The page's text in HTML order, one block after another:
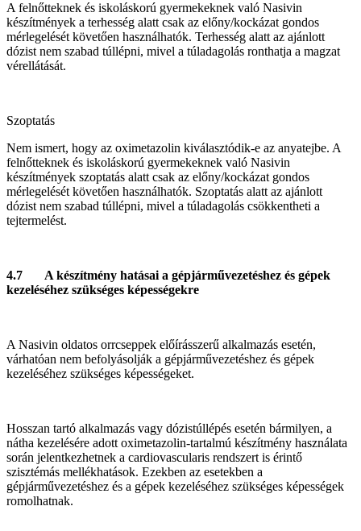
A felnőtteknek és iskoláskorú gyermekeknek való Nasivin
készítmények a terhesség alatt csak az előny/kockázat gondos
mérlegelését követően használhatók. Terhesség alatt az ajánlott
dózist nem szabad túllépni, mivel a túladagolás ronthatja a magzat
vérellátását.
Szoptatás
Nem ismert, hogy az oximetazolin kiválasztódik-e az anyatejbe. A
felnőtteknek és iskoláskorú gyermekeknek való Nasivin
készítmények szoptatás alatt csak az előny/kockázat gondos
mérlegelését követően használhatók. Szoptatás alatt az ajánlott
dózist nem szabad túllépni, mivel a túladagolás csökkentheti a
tejtermelést.
4.7 A készítmény hatásai a gépjárművezetéshez és gépek
kezeléséhez szükséges képességekre
A Nasivin oldatos orrcseppek előírásszerű alkalmazás esetén,
várhatóan nem befolyásolják a gépjárművezetéshez és gépek
kezeléséhez szükséges képességeket.
Hosszan tartó alkalmazás vagy dózistúllépés esetén bármilyen, a
nátha kezelésére adott oximetazolin‑tartalmú készítmény használata
során jelentkezhetnek a cardiovascularis rendszert is érintő
szisztémás mellékhatások. Ezekben az esetekben a
gépjárművezetéshez és a gépek kezeléséhez szükséges képességek
romolhatnak.